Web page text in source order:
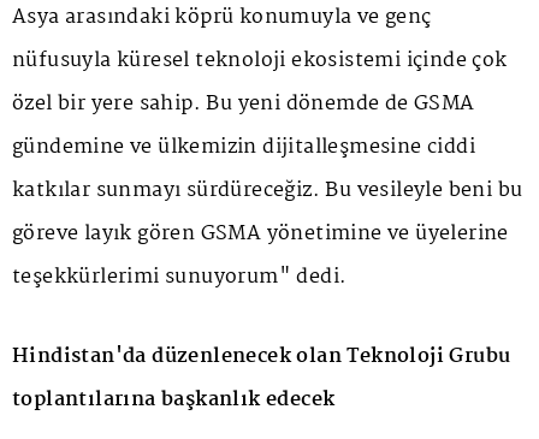
Asya arasındaki köprü konumuyla ve genç
nüfusuyla küresel teknoloji ekosistemi içinde çok
özel bir yere sahip. Bu yeni dönemde de GSMA
gündemine ve ülkemizin dijitalleşmesine ciddi
katkılar sunmayı sürdüreceğiz. Bu vesileyle beni bu
göreve layık gören GSMA yönetimine ve üyelerine
teşekkürlerimi sunuyorum" dedi.
Hindistan'da düzenlenecek olan Teknoloji Grubu
toplantılarına başkanlık edecek